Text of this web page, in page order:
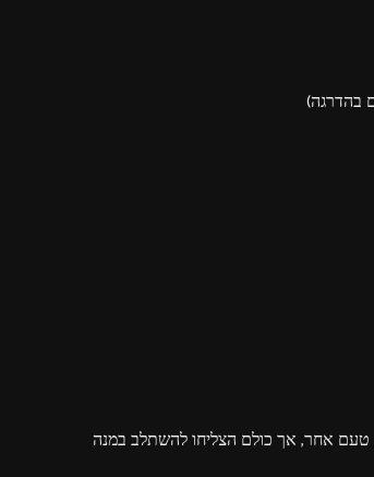
בהדרגה)
טעם אחר, אך כולם הצליחו להשתלב במנה